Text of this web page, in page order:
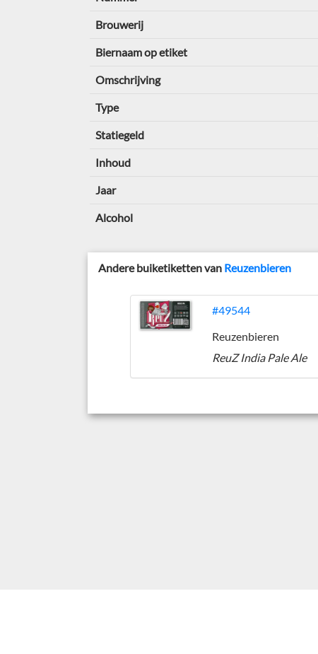
Brouwerij
Biernaam op etiket
Omschrijving
Type
Statiegeld
Inhoud
Jaar
Alcohol
Andere buiketiketten van Reuzenbieren
#49544
Reuzenbieren
ReuZ India Pale Ale